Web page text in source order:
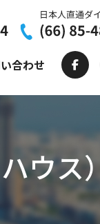
合わせ
ウス）